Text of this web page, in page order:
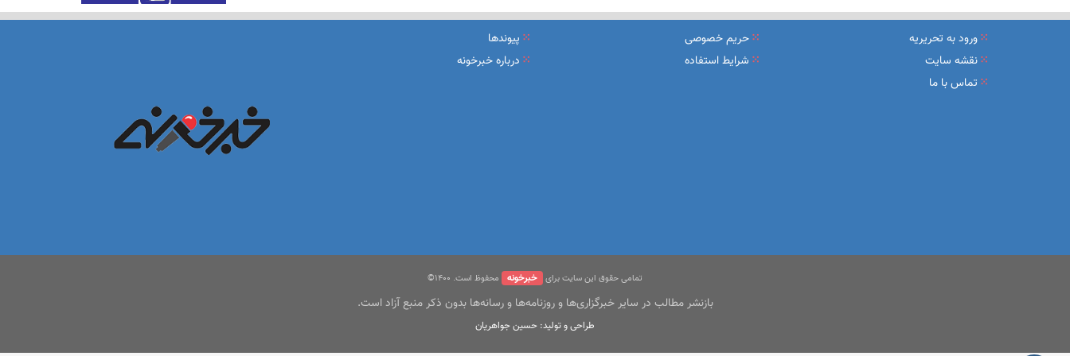
عقد تفاهم نامه عرضه محصول «مستمری مادام العمر ارس» بین شرکت بیمه باران و گروه صنعتی انتخاب
ورود به تحریریه
نقشه سایت
تماس با ما
حریم خصوصی
شرایط استفاده
پیوندها
درباره خبرخونه
تمامی حقوق این سایت برای خبرخونه محفوظ است. ۱400©
بازنشر مطالب در سایر خبرگزاری‌ها و روزنامه‌ها و رسانه‌ها بدون ذکر منبع آزاد است.
طراحی و تولید: حسین جواهریان